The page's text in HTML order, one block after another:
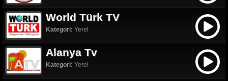
World Türk TV
Kategori: Yerel
Alanya Tv
Kategori: Yerel